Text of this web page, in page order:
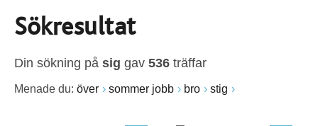
Sökresultat
Din sökning på sig gav 536 träffar
Menade du: över sommer jobb bro stig